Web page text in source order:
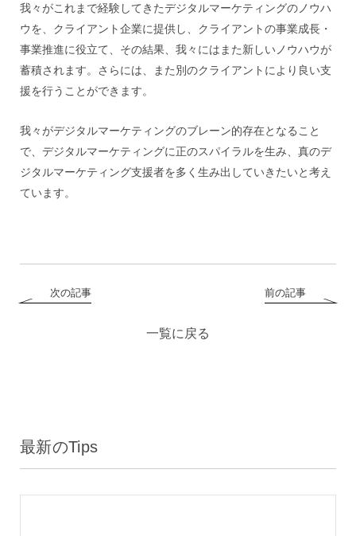
我々がこれまで経験してきたデジタルマーケティングのノウハ
ウを、クライアント企業に提供し、クライアントの事業成長・
事業推進に役立て、その結果、我々にはまた新しいノウハウが
蓄積されます。さらには、また別のクライアントにより良い支
援を行うことができます。
我々がデジタルマーケティングのブレーン的存在となること
で、デジタルマーケティングに正のスパイラルを生み、真のデ
ジタルマーケティング支援者を多く生み出していきたいと考え
ています。
次の記事
一覧に戻る
前の記事
最新のTips